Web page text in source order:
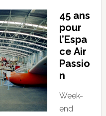
45 ans
pour
l’Espa
ce Air
Passio
n
Week-
end